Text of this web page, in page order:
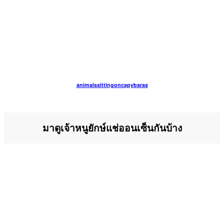
animalssittingoncapybaras
มาดูเจ้าหนูยักษ์แช่ออนเซ็นกันบ้าง